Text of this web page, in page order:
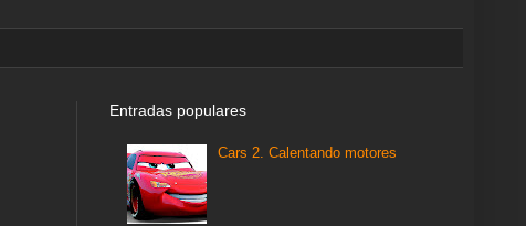
Entradas populares
Cars 2. Calentando motores